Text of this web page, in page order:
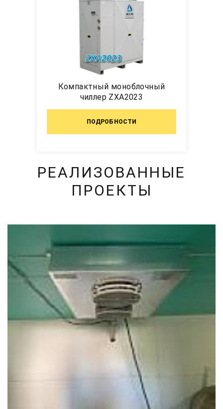
Компактный моноблочный
чиллер ZXA2023
ПОДРОБНОСТИ
РЕАЛИЗОВАННЫЕ
ПРОЕКТЫ